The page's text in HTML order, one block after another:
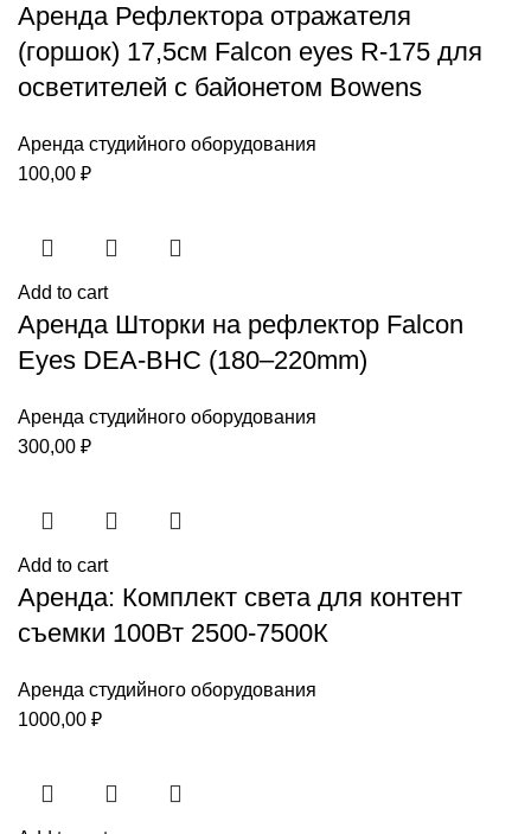
Аренда Рефлектора отражателя
(горшок) 17,5см Falcon eyes R-175 для
осветителей с байонетом Bowens
Аренда студийного оборудования
100,00 ₽
Add to cart
Аренда Шторки на рефлектор Falcon
Eyes DEA-BHC (180–220mm)
Аренда студийного оборудования
300,00 ₽
Add to cart
Аренда: Комплект света для контент
съемки 100Вт 2500-7500К
Аренда студийного оборудования
1000,00 ₽